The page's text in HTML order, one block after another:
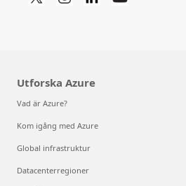
Utforska Azure
Vad är Azure?
Kom igång med Azure
Global infrastruktur
Datacenterregioner